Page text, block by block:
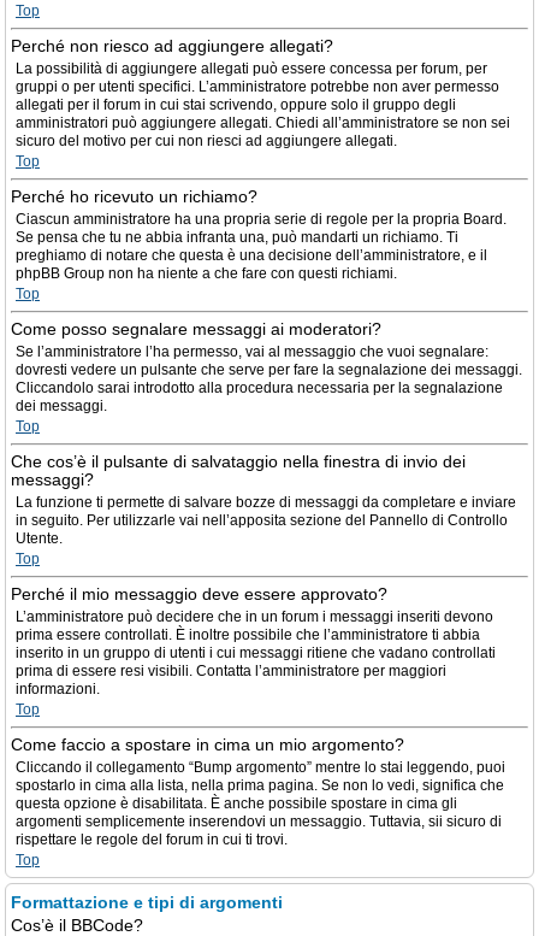
Top
Perché non riesco ad aggiungere allegati?
La possibilità di aggiungere allegati può essere concessa per forum, per
gruppi o per utenti specifici. L’amministratore potrebbe non aver permesso
allegati per il forum in cui stai scrivendo, oppure solo il gruppo degli
amministratori può aggiungere allegati. Chiedi all’amministratore se non sei
sicuro del motivo per cui non riesci ad aggiungere allegati.
Top
Perché ho ricevuto un richiamo?
Ciascun amministratore ha una propria serie di regole per la propria Board.
Se pensa che tu ne abbia infranta una, può mandarti un richiamo. Ti
preghiamo di notare che questa è una decisione dell’amministratore, e il
phpBB Group non ha niente a che fare con questi richiami.
Top
Come posso segnalare messaggi ai moderatori?
Se l’amministratore l’ha permesso, vai al messaggio che vuoi segnalare:
dovresti vedere un pulsante che serve per fare la segnalazione dei messaggi.
Cliccandolo sarai introdotto alla procedura necessaria per la segnalazione
dei messaggi.
Top
Che cos’è il pulsante di salvataggio nella finestra di invio dei
messaggi?
La funzione ti permette di salvare bozze di messaggi da completare e inviare
in seguito. Per utilizzarle vai nell’apposita sezione del Pannello di Controllo
Utente.
Top
Perché il mio messaggio deve essere approvato?
L’amministratore può decidere che in un forum i messaggi inseriti devono
prima essere controllati. È inoltre possibile che l’amministratore ti abbia
inserito in un gruppo di utenti i cui messaggi ritiene che vadano controllati
prima di essere resi visibili. Contatta l’amministratore per maggiori
informazioni.
Top
Come faccio a spostare in cima un mio argomento?
Cliccando il collegamento “Bump argomento” mentre lo stai leggendo, puoi
spostarlo in cima alla lista, nella prima pagina. Se non lo vedi, significa che
questa opzione è disabilitata. È anche possibile spostare in cima gli
argomenti semplicemente inserendovi un messaggio. Tuttavia, sii sicuro di
rispettare le regole del forum in cui ti trovi.
Top
Formattazione e tipi di argomenti
Cos’è il BBCode?